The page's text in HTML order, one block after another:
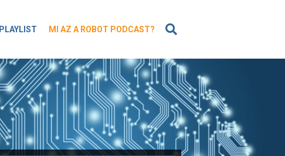
PLAYLIST MI AZ A ROBOT PODCAST?